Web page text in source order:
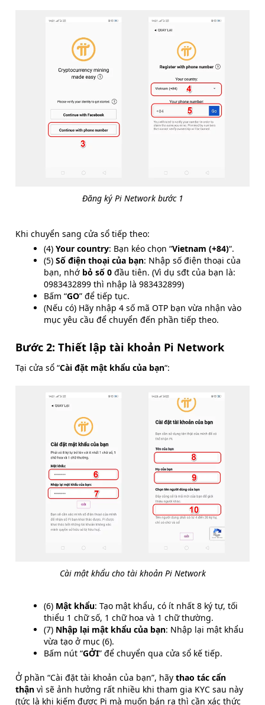
Đăng ký Pi Network bước 1
Khi chuyển sang cửa sổ tiếp theo:
(4) Your country: Bạn kéo chọn “Vietnam (+84)“.
(5) Số điện thoại của bạn: Nhập số điện thoại của
bạn, nhớ bỏ số 0 đầu tiên. (Vì dụ sđt của bạn là:
0983432899 thì nhập là 983432899)
Bấm “GO” để tiếp tục.
(Nếu có) Hãy nhập 4 số mã OTP bạn vừa nhận vào
mục yêu cầu để chuyển đến phần tiếp theo.
Bước 2: Thiết lập tài khoản Pi Network
Tại cửa sổ “Cài đặt mật khẩu của bạn“:
Cài mật khẩu cho tài khoản Pi Network
(6) Mật khẩu: Tạo mật khẩu, có ít nhất 8 ký tự, tối
thiểu 1 chữ số, 1 chữ hoa và 1 chữ thường.
(7) Nhập lại mật khẩu của bạn: Nhập lại mật khẩu
vừa tạo ở mục (6).
Bấm nút “GỞI” để chuyển qua cửa sổ kế tiếp.
Ở phần “Cài đặt tài khoản của bạn”, hãy thao tác cẩn
thận vì sẽ ảnh hưởng rất nhiều khi tham gia KYC sau này
(tức là khi kiếm được Pi mà muốn bán ra thì cần xác thức